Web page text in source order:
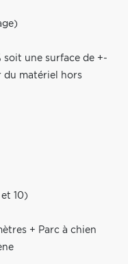
soit une surface de +-
du matériel hors
10)
+ Parc à chien